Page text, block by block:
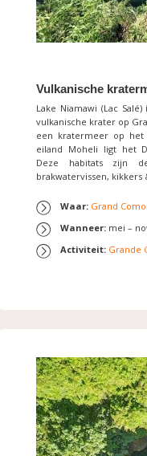
Vulkanische
Lake Niamawi (Lac
vulkanische krater op
een kratermeer op
eiland Moheli ligt het
Deze habitats zijn
brakwatervissen, kikkers
Waar: Grand
Wanneer: mei –
Activiteit: Grande